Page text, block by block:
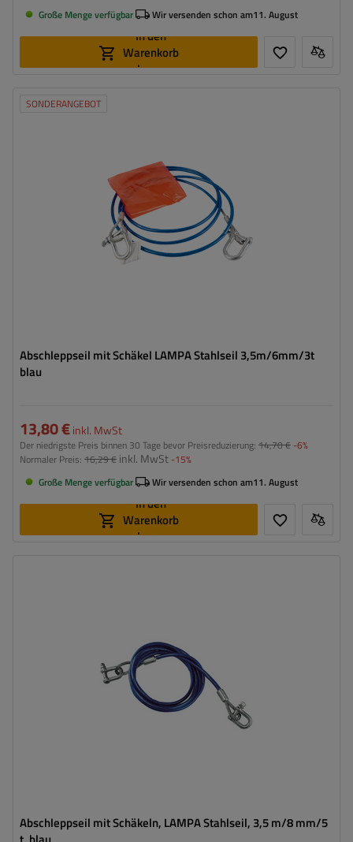
Große Menge verfügbar
Wir versenden schon am11. August
In den
Warenkorb
legen
SONDERANGEBOT
Abschleppseil mit Schäkel LAMPA Stahlseil 3,5m/6mm/3t
blau
13,80 €inkl. MwSt
Der niedrigste Preis binnen 30 Tage bevor Preisreduzierung: 14,70 € -6%
Normaler Preis: 16,29 € inkl. MwSt -15%
Große Menge verfügbar
Wir versenden schon am11. August
In den
Warenkorb
legen
Abschleppseil mit Schäkeln, LAMPA Stahlseil, 3,5 m/8 mm/5